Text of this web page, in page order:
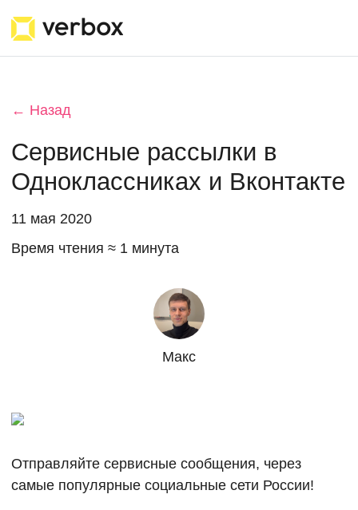
← Назад
Сервисные рассылки в
Одноклассниках и Вконтакте
11 мая 2020
Время чтения ≈ 1 минута
Макс
Отправляйте сервисные сообщения, через
самые популярные социальные сети России!